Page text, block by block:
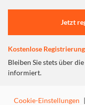
Jetzt
Kostenlose Registrierung
Bleiben Sie stets über
informiert.
Cookie-Einstellungen |